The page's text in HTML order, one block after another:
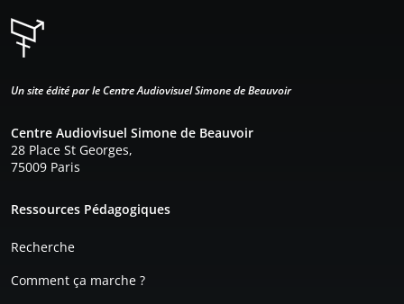
Un site édité par le Centre Audiovisuel Simone de Beauvoir
Centre Audiovisuel Simone de Beauvoir
28 Place St Georges,
75009 Paris
Ressources Pédagogiques
Recherche
Comment ça marche ?